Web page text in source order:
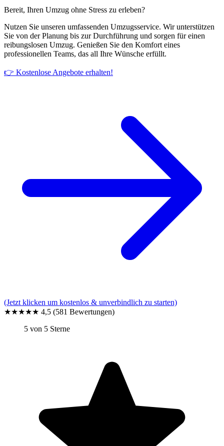
Bereit, Ihren Umzug ohne Stress zu erleben?
Nutzen Sie unseren umfassenden Umzugsservice. Wir unterstützen
Sie von der Planung bis zur Durchführung und sorgen für einen
reibungslosen Umzug. Genießen Sie den Komfort eines
professionellen Teams, das all Ihre Wünsche erfüllt.
👉 Kostenlose Angebote erhalten!
(Jetzt klicken um kostenlos & unverbindlich zu starten)
★★★★★ 4,5 (581 Bewertungen)
5 von 5 Sterne